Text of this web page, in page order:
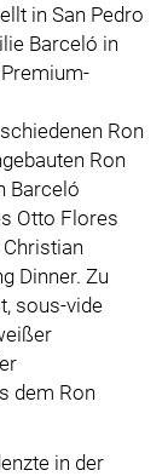
in San Pedro
Barceló in
Ron
Ron
Barceló
Otto Flores
Dinner. Zu
sous-vide
dem Ron
in der